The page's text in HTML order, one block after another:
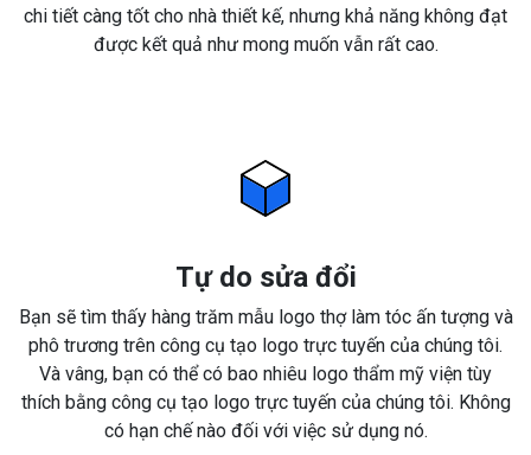
chi tiết càng tốt cho nhà thiết kế, nhưng khả năng không đạt
được kết quả như mong muốn vẫn rất cao.
Tự do sửa đổi
Bạn sẽ tìm thấy hàng trăm mẫu logo thợ làm tóc ấn tượng và
phô trương trên công cụ tạo logo trực tuyến của chúng tôi.
Và vâng, bạn có thể có bao nhiêu logo thẩm mỹ viện tùy
thích bằng công cụ tạo logo trực tuyến của chúng tôi. Không
có hạn chế nào đối với việc sử dụng nó.